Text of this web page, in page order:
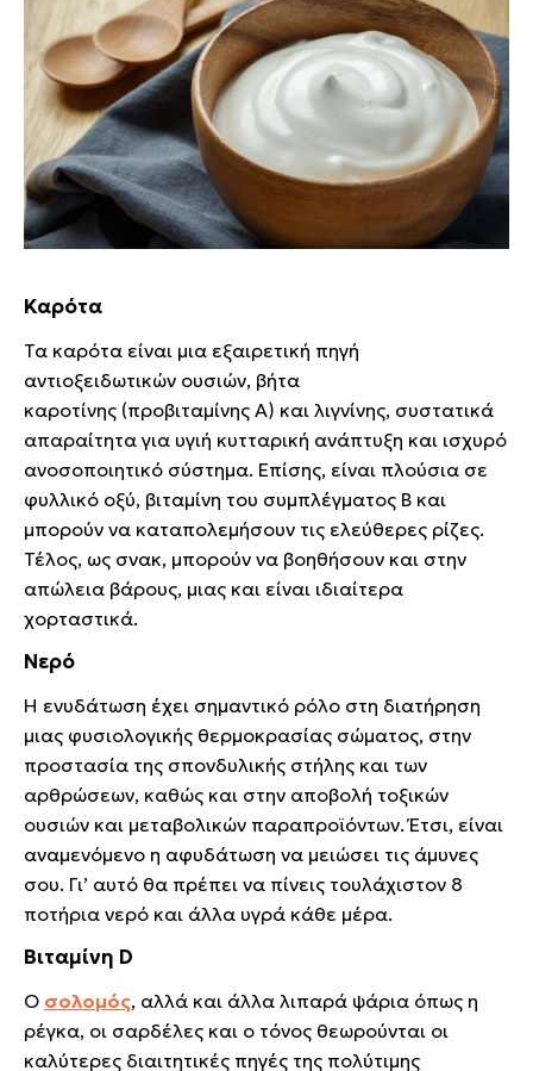
Καρότα
Τα καρότα είναι μια εξαιρετική πηγή
αντιοξειδωτικών ουσιών, βήτα
καροτίνης (προβιταμίνης Α) και λιγνίνης, συστατικά
απαραίτητα για υγιή κυτταρική ανάπτυξη και ισχυρό
ανοσοποιητικό σύστημα. Επίσης, είναι πλούσια σε
φυλλικό οξύ, βιταμίνη του συμπλέγματος Β και
μπορούν να καταπολεμήσουν τις ελεύθερες ρίζες.
Τέλος, ως σνακ, μπορούν να βοηθήσουν και στην
απώλεια βάρους, μιας και είναι ιδιαίτερα
χορταστικά.
Νερό
Η ενυδάτωση έχει σημαντικό ρόλο στη διατήρηση
μιας φυσιολογικής θερμοκρασίας σώματος, στην
προστασία της σπονδυλικής στήλης και των
αρθρώσεων, καθώς και στην αποβολή τοξικών
ουσιών και μεταβολικών παραπροϊόντων. Έτσι, είναι
αναμενόμενο η αφυδάτωση να μειώσει τις άμυνες
σου. Γι’ αυτό θα πρέπει να πίνεις τουλάχιστον 8
ποτήρια νερό και άλλα υγρά κάθε μέρα.
Bιταμίνη D
Ο σολομός, αλλά και άλλα λιπαρά ψάρια όπως η
ρέγκα, οι σαρδέλες και ο τόνος θεωρούνται οι
καλύτερες διαιτητικές πηγές της πολύτιμης